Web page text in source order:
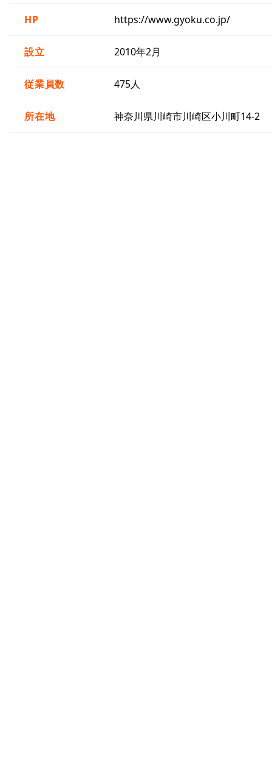
HP https://www.gyoku.co.jp/
設立 2010年2月
従業員数 475人
所在地 神奈川県川崎市川崎区小川町14-2